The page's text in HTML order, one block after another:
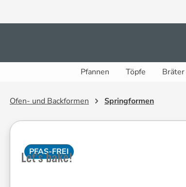
Pfannen Töpfe Bräter
Ofen- und Backformen Springformen
PFAS-FREI